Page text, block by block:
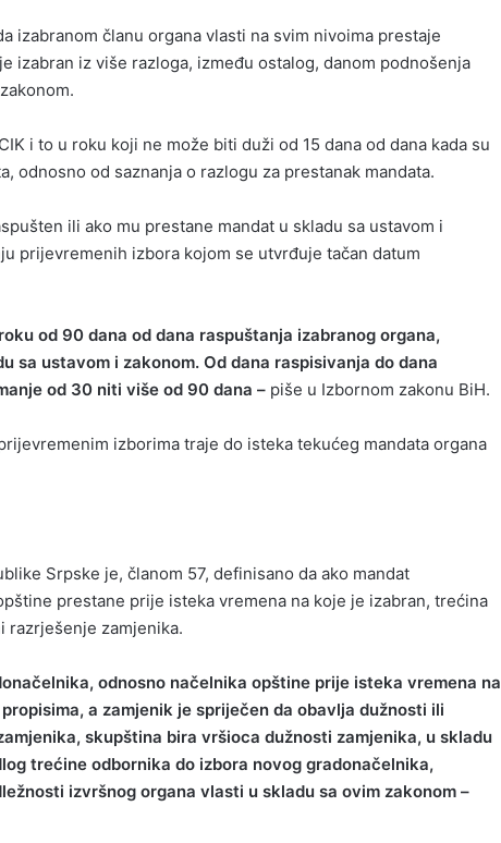
izabranom članu organa vlasti na svim nivoima prestaje
izabran iz više razloga, između ostalog, danom podnošenja
i to u roku koji ne može biti duži od 15 dana od dana kada su
odnosno od saznanja o razlogu za prestanak mandata.
ili ako mu prestane mandat u skladu sa ustavom i
prijevremenih izbora kojom se utvrđuje tačan datum
od 90 dana od dana raspuštanja izabranog organa,
sa ustavom i zakonom. Od dana raspisivanja do dana
od 30 niti više od 90 dana – piše u Izbornom zakonu BiH.
izborima traje do isteka tekućeg mandata organa
Srpske je, članom 57, definisano da ako mandat
prestane prije isteka vremena na koje je izabran, trećina
razrješenje zamjenika.
odnosno načelnika opštine prije isteka vremena na
a zamjenik je spriječen da obavlja dužnosti ili
skupština bira vršioca dužnosti zamjenika, u skladu
trećine odbornika do izbora novog gradonačelnika,
izvršnog organa vlasti u skladu sa ovim zakonom –